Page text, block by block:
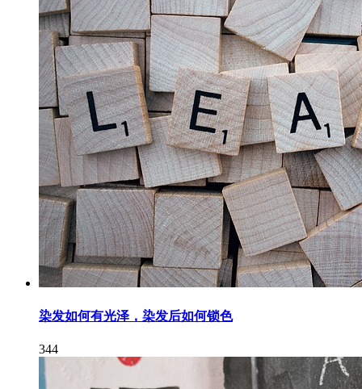
染发如何有光泽，染发后如何锁色
344